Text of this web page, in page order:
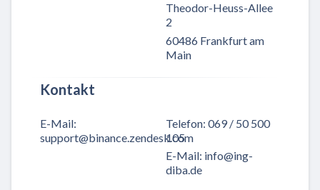
Theodor-Heuss-Allee
2
60486 Frankfurt am
Main
Kontakt
E-Mail:
support@binance.zendesk.com
Telefon: 069 / 50 500
105
E-Mail: info@ing-
diba.de